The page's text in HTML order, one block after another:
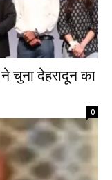
चुना देहरादून का
0